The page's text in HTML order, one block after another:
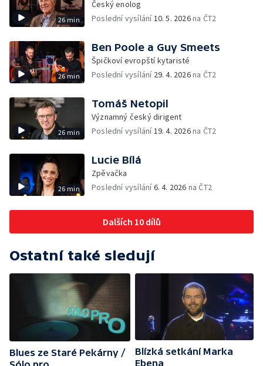
26 min
Český enolog
Poslední vysílání10. 5. 2026na ČT2
26 min
Ben Poole a Guy Smeets
Špičkoví evropští kytaristé
Poslední vysílání 29. 4. 2026na ČT2
26 min
Tomáš Netopil
Významný český dirigent
Poslední vysílání19. 4. 2026na ČT2
26 min
Lucie Bílá
Zpěvačka
Poslední vysílání6. 4. 2026 na ČT2
Dalších 10 dílů
Ostatní také sledují
Blues ze Staré Pekárny /
Blízká setkání Marka
Ebena